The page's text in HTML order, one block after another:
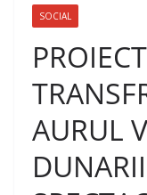
SOCIAL
AURUL